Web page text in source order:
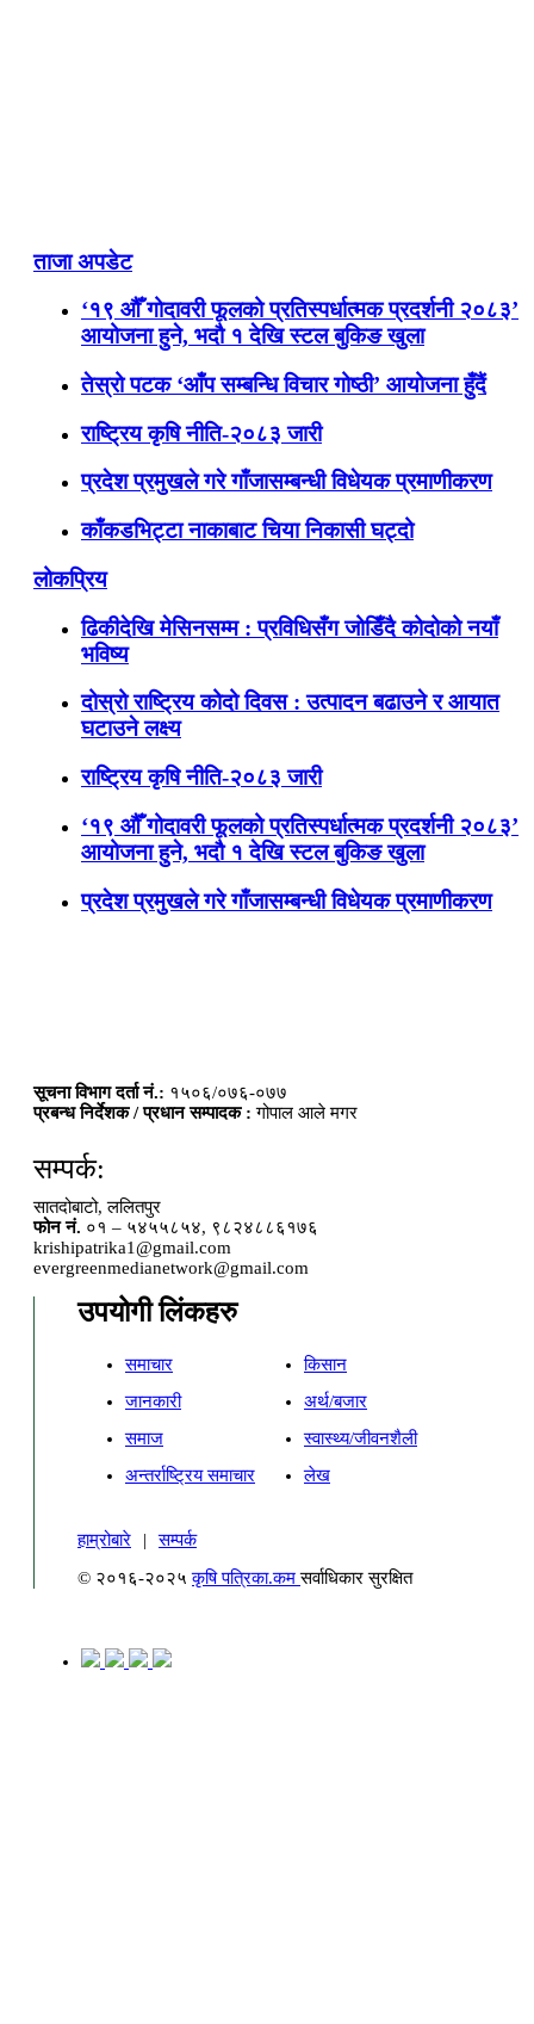
ताजा अपडेट
‘१९ औँ गोदावरी फूलको प्रतिस्पर्धात्मक प्रदर्शनी २०८३’
आयोजना हुने, भदौ १ देखि स्टल बुकिङ खुला
तेस्रो पटक ‘आँप सम्बन्धि विचार गोष्ठी’ आयोजना हुँदैं
राष्ट्रिय कृषि नीति-२०८३ जारी
प्रदेश प्रमुखले गरे गाँजासम्बन्धी विधेयक प्रमाणीकरण
काँकडभिट्टा नाकाबाट चिया निकासी घट्दो
लोकप्रिय
ढिकीदेखि मेसिनसम्म : प्रविधिसँग जोडिँदै कोदोको नयाँ
भविष्य
दोस्रो राष्ट्रिय कोदो दिवस : उत्पादन बढाउने र आयात
घटाउने लक्ष्य
राष्ट्रिय कृषि नीति-२०८३ जारी
‘१९ औँ गोदावरी फूलको प्रतिस्पर्धात्मक प्रदर्शनी २०८३’
आयोजना हुने, भदौ १ देखि स्टल बुकिङ खुला
प्रदेश प्रमुखले गरे गाँजासम्बन्धी विधेयक प्रमाणीकरण
सूचना विभाग दर्ता नं.: १५०६/०७६-०७७
प्रबन्ध निर्देशक / प्रधान सम्पादक : गोपाल आले मगर
सम्पर्क:
सातदोबाटो, ललितपुर
फोन नं. ०१ – ५४५५८५४, ९८२४८८६१७६
krishipatrika1@gmail.com
evergreenmedianetwork@gmail.com
उपयोगी लिंकहरु
समाचार
किसान
जानकारी
अर्थ/बजार
समाज
स्वास्थ्य/जीवनशैली
अन्तर्राष्ट्रिय समाचार
लेख
हाम्रोबारे |
सम्पर्क
© २०१६-२०२५कृषि पत्रिका.कमसर्वाधिकार सुरक्षित